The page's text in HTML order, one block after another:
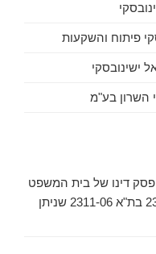
פסק דינו של בית המשפט
המחוזי בתל אביב-יפו מיום 23.8.2016 בת"א 2311-06 שניתן